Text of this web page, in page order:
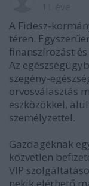
A Fidesz-
téren.
finanszírozást
Az
szegény-
orvosválasztás
eszközökkel,
személyzettel.
Gazdagéknak
közvetlen
VIP
nekik elérhető